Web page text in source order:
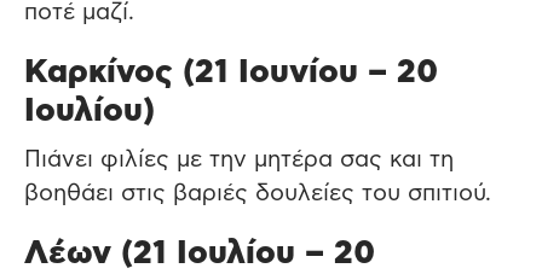
ποτέ μαζί.
Καρκίνος (21 Ιουνίου – 20
Ιουλίου)
Πιάνει φιλίες με την μητέρα σας και τη
βοηθάει στις βαριές δουλείες του σπιτιού.
Λέων (21 Ιουλίου – 20